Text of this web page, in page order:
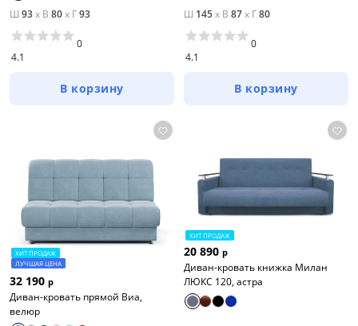
Ш 93x В 80x Г93
4.1
0
В корзину
Ш 145x В 87x Г80
4.1
0
В корзину
ХИТ ПРОДАЖ
ЛУЧШАЯ ЦЕНА
32 190 р
Диван-кровать прямой Виа,
велюр
ХИТ ПРОДАЖ
20 890 р
Диван-кровать книжка Милан
ЛЮКС 120, астра